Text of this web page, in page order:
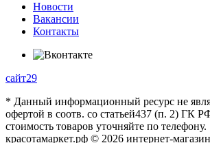
Новости
Вакансии
Контакты
сайт29
* Данный информационный ресурс не
офертой в соотв. со статьей437 (п. 2) ГК
стоимость товаров уточняйте по телефону.
красотамаркет.рф © 2026 интернет-магазин